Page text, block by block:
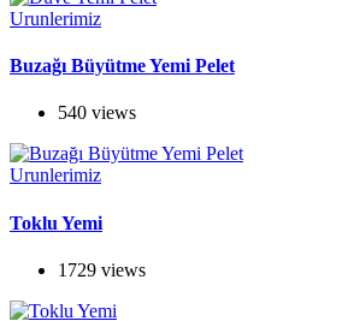
Urunlerimiz
Buzağı Büyütme Yemi Pelet
540 views
Urunlerimiz
Toklu Yemi
1729 views